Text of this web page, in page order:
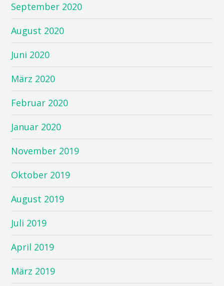
September 2020
August 2020
Juni 2020
März 2020
Februar 2020
Januar 2020
November 2019
Oktober 2019
August 2019
Juli 2019
April 2019
März 2019